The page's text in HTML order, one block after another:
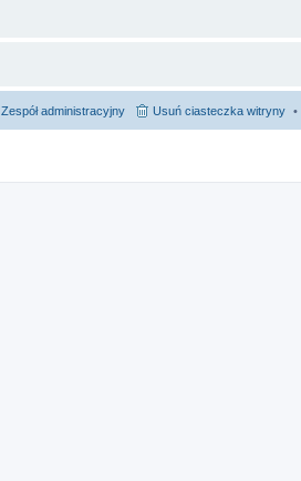
Usuń ciasteczka witryny
Zespół administracyjny